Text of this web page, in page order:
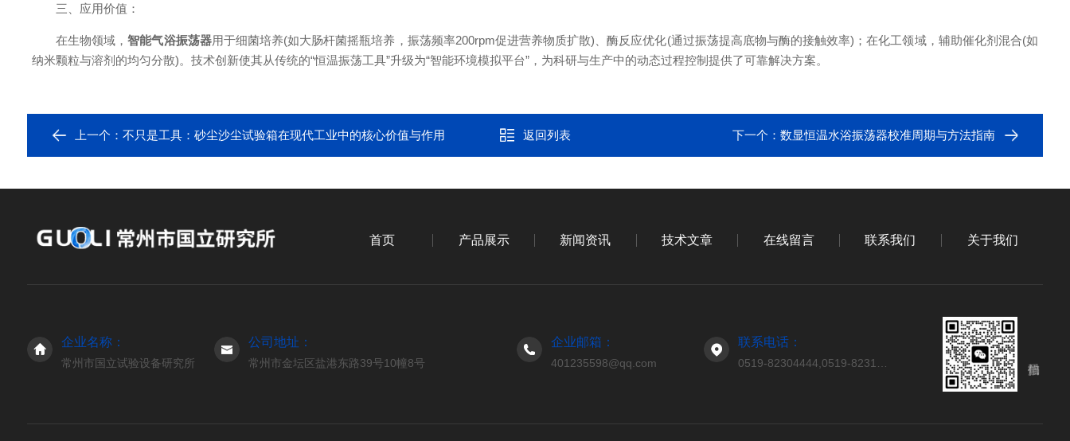
三、应用价值：
在生物领域，智能气浴振荡器用于细菌培养(如大肠杆菌摇瓶培养，振荡频率200rpm促进营养物质扩散)、酶反应优化(通过振荡提高底物与酶的接触效率)；在化工领域，辅助催化剂混合(如
纳米颗粒与溶剂的均匀分散)。技术创新使其从传统的“恒温振荡工具”升级为“智能环境模拟平台”，为科研与生产中的动态过程控制提供了可靠解决方案。
上一个： 不只是工具：砂尘沙尘试验箱在现代工业中的核心价值与作用 返回列表 下一个：数显恒温水浴振荡器校准周期与方法指南
首页 产品展示 新闻资讯 技术文章 在线留言 联系我们 关于我们
企业名称：
常州市国立试验设备研究所
公司地址：
常州市金坛区盐港东路39号10幢8号
企业邮箱：
401235598@qq.com
联系电话：